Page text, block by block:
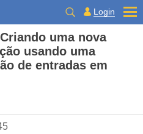
Login
uma nova
usando uma
de entradas em